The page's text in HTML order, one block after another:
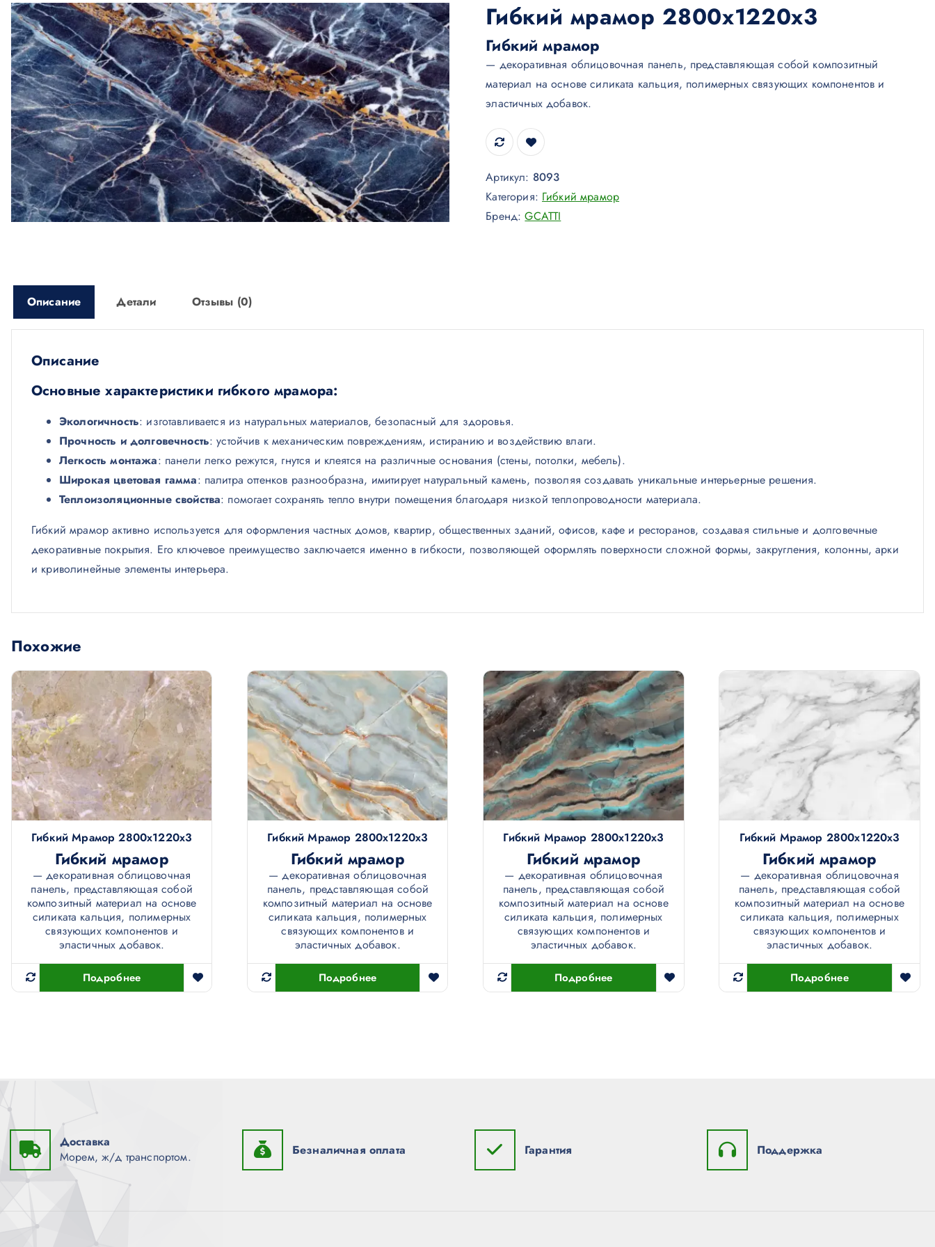
Гибкий мрамор 2800х1220х3
Гибкий мрамор
— декоративная облицовочная панель, представляющая собой композитный
материал на основе силиката кальция, полимерных связующих компонентов и
эластичных добавок.
Артикул: 8093
Категория: Гибкий мрамор
Бренд:GCATTI
Описание Детали Отзывы (0)
Описание
Основные характеристики гибкого мрамора:
Экологичность: изготавливается из натуральных материалов, безопасный для здоровья.
Прочность и долговечность: устойчив к механическим повреждениям, истиранию и воздействию влаги.
Легкость монтажа: панели легко режутся, гнутся и клеятся на различные основания (стены, потолки, мебель).
Широкая цветовая гамма: палитра оттенков разнообразна, имитирует натуральный камень, позволяя создавать уникальные интерьерные решения.
Теплоизоляционные свойства: помогает сохранять тепло внутри помещения благодаря низкой теплопроводности материала.
Гибкий мрамор активно используется для оформления частных домов, квартир, общественных зданий, офисов, кафе и ресторанов, создавая стильные и долговечные
декоративные покрытия. Его ключевое преимущество заключается именно в гибкости, позволяющей оформлять поверхности сложной формы, закругления, колонны, арки
и криволинейные элементы интерьера.
Похожие
Гибкий Мрамор 2800х1220х3
Гибкий мрамор
— декоративная облицовочная
панель, представляющая собой
композитный материал на основе
силиката кальция, полимерных
связующих компонентов и
эластичных добавок.
Подробнее
Гибкий Мрамор 2800х1220х3
Гибкий мрамор
— декоративная облицовочная
панель, представляющая собой
композитный материал на основе
силиката кальция, полимерных
связующих компонентов и
эластичных добавок.
Подробнее
Гибкий Мрамор 2800х1220х3
Гибкий мрамор
— декоративная облицовочная
панель, представляющая собой
композитный материал на основе
силиката кальция, полимерных
связующих компонентов и
эластичных добавок.
Подробнее
Гибкий Мрамор 2800х1220х3
Гибкий мрамор
— декоративная облицовочная
панель, представляющая собой
композитный материал на основе
силиката кальция, полимерных
связующих компонентов и
эластичных добавок.
Подробнее
Доставка
Морем, ж/д транспортом.
Безналичная оплата Гарантия Поддержка